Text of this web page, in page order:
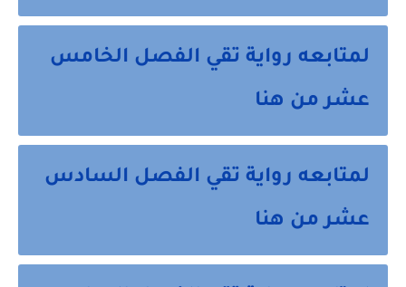
لمتابعه رواية تقي الفصل الخامس
عشر من هنا
لمتابعه رواية تقي الفصل السادس
عشر من هنا